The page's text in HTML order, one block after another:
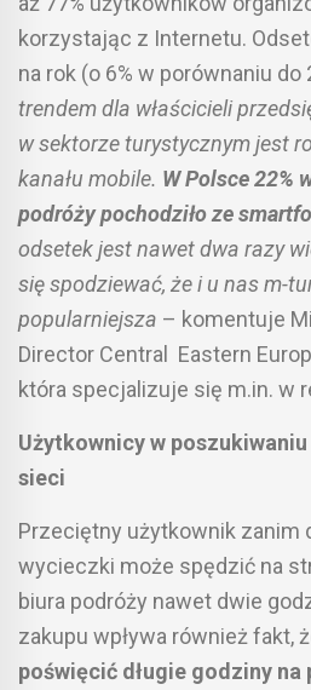
korzystając z Internetu.
na rok (o 6% w porównaniu do
trendem dla właścicieli
w sektorze turystycznym jest
kanału mobile. W Polsce 22%
podróży pochodziło ze
odsetek jest nawet dwa razy
się spodziewać, że i u nas m-
popularniejsza – komentuje
Director Central Eastern
która specjalizuje się m.in. w
Użytkownicy w
sieci
Przeciętny użytkownik zanim
wycieczki może spędzić na
biura podróży nawet dwie
zakupu wpływa również fakt,
poświęcić długie godziny